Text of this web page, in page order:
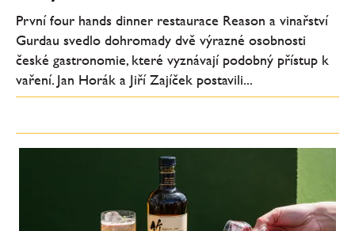
První four hands dinner restaurace Reason a vinařství
Gurdau svedlo dohromady dvě výrazné osobnosti
české gastronomie, které vyznávají podobný přístup k
vaření. Jan Horák a Jiří Zajíček postavili...